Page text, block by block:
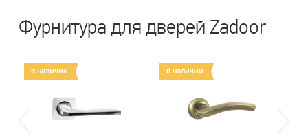
Фурнитура для дверей Zadoor
в наличии в наличии